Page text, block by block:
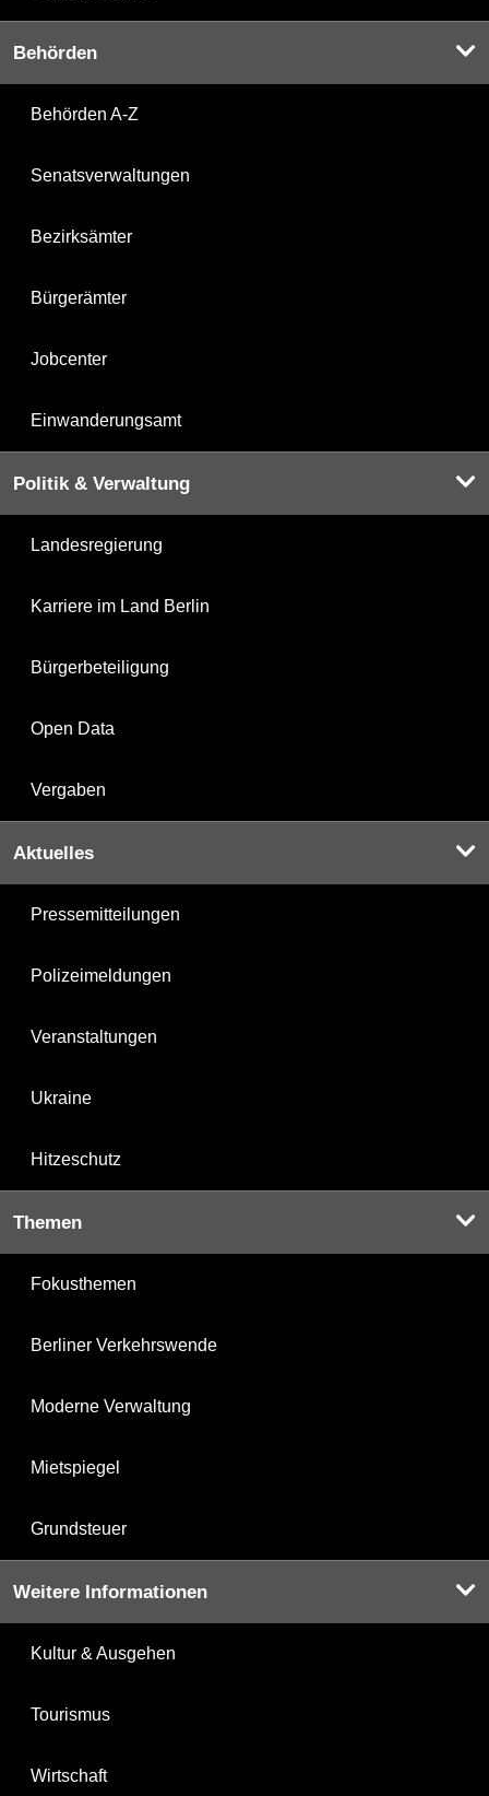
Behörden
Behörden A-Z
Senatsverwaltungen
Bezirksämter
Bürgerämter
Jobcenter
Einwanderungsamt
Politik & Verwaltung
Landesregierung
Karriere im Land Berlin
Bürgerbeteiligung
Open Data
Vergaben
Aktuelles
Pressemitteilungen
Polizeimeldungen
Veranstaltungen
Ukraine
Hitzeschutz
Themen
Fokusthemen
Berliner Verkehrswende
Moderne Verwaltung
Mietspiegel
Grundsteuer
Weitere Informationen
Kultur & Ausgehen
Tourismus
Wirtschaft